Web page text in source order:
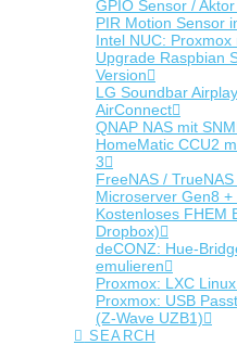
GPIO Sensor /
PIR Motion Sensor
Intel NUC:
Upgrade Raspbian
Version
LG Soundbar
AirConnect
QNAP NAS mit
HomeMatic CCU2
3
FreeNAS /
Microserver Gen8
Kostenloses FHEM
Dropbox)
deCONZ: Hue-
emulieren
Proxmox: LXC
Proxmox: USB
(Z-Wave UZB1)
SEARCH